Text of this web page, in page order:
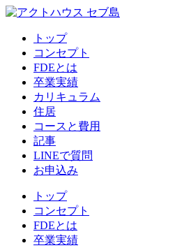
トップ
コンセプト
FDEとは
卒業実績
カリキュラム
住居
コースと費用
記事
LINEで質問
お申込み
トップ
コンセプト
FDEとは
卒業実績